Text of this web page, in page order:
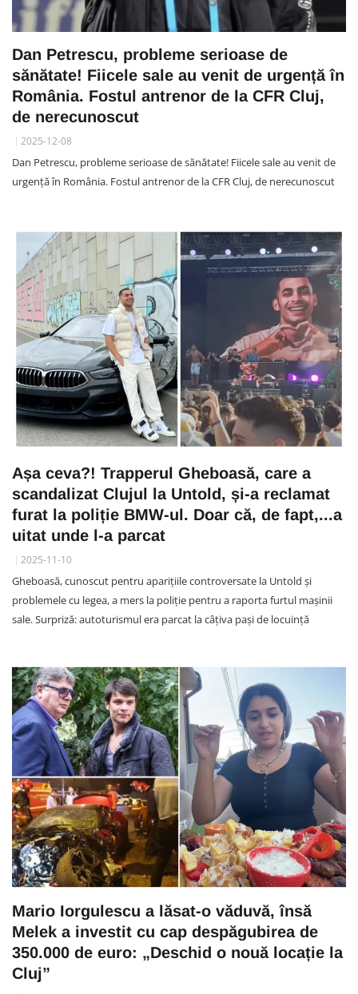
Dan Petrescu, probleme serioase de
sănătate! Fiicele sale au venit de urgență în
România. Fostul antrenor de la CFR Cluj,
de nerecunoscut
2025-12-08
Dan Petrescu, probleme serioase de sănătate! Fiicele sale au venit de
urgență în România. Fostul antrenor de la CFR Cluj, de nerecunoscut
Așa ceva?! Trapperul Gheboasă, care a
scandalizat Clujul la Untold, și-a reclamat
furat la poliție BMW-ul. Doar că, de fapt,...a
uitat unde l-a parcat
2025-11-10
Gheboasă, cunoscut pentru aparițiile controversate la Untold și
problemele cu legea, a mers la poliție pentru a raporta furtul mașinii
sale. Surpriză: autoturismul era parcat la câțiva pași de locuință
Mario Iorgulescu a lăsat-o văduvă, însă
Melek a investit cu cap despăgubirea de
350.000 de euro: „Deschid o nouă locație la
Cluj”